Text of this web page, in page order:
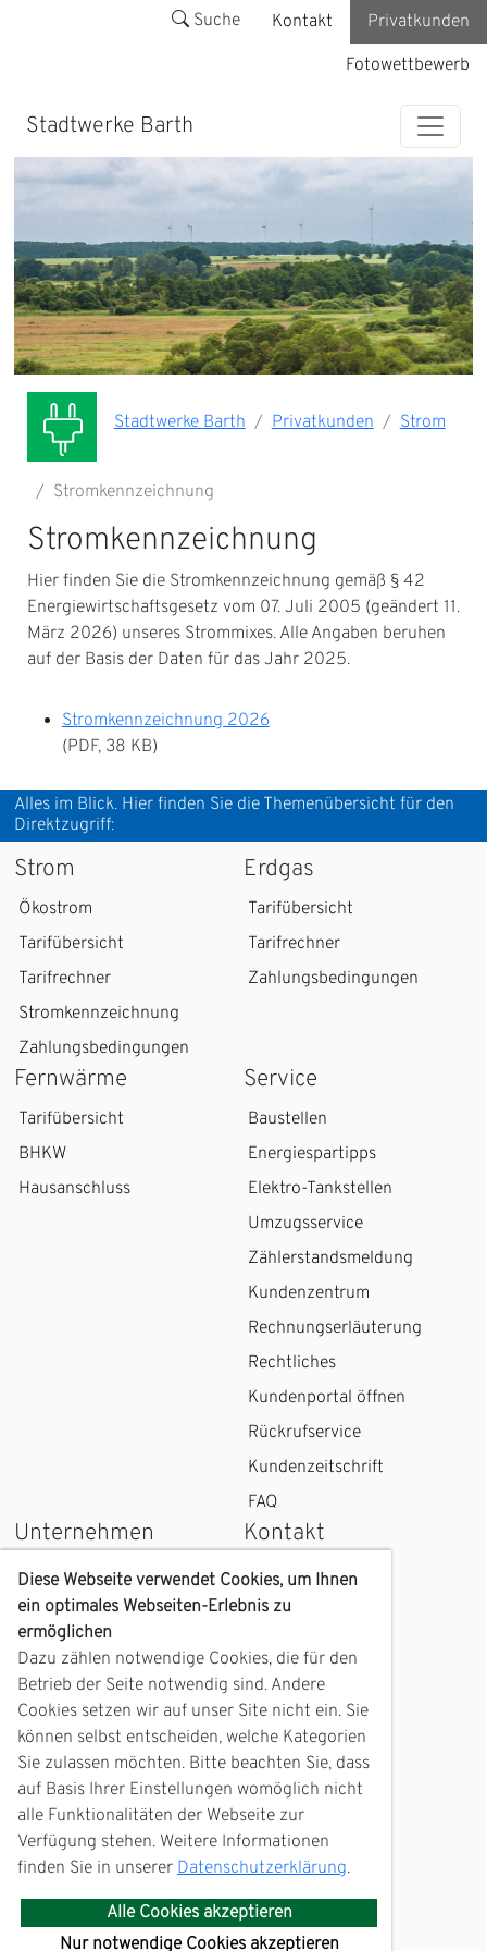
Suche Kontakt
Privatkunden
Fotowettbewerb
Stadtwerke Barth
Stadtwerke Barth Privatkunden Strom
Stromkennzeichnung
Stromkennzeichnung
Hier finden Sie die Stromkennzeichnung gemäß § 42
Energiewirtschaftsgesetz vom 07. Juli 2005 (geändert 11.
März 2026) unseres Strommixes. Alle Angaben beruhen
auf der Basis der Daten für das Jahr 2025.
Stromkennzeichnung 2026
(PDF, 38 KB)
Alles im Blick. Hier finden Sie die Themenübersicht für den
Direktzugriff:
Strom
Ökostrom
Tarifübersicht
Tarifrechner
Stromkennzeichnung
Zahlungsbedingungen
Erdgas
Tarifübersicht
Tarifrechner
Zahlungsbedingungen
Fernwärme
Tarifübersicht
BHKW
Hausanschluss
Service
Baustellen
Energiespartipps
Elektro-Tankstellen
Umzugsservice
Zählerstandsmeldung
Kundenzentrum
Rechnungserläuterung
Rechtliches
Kundenportal öffnen
Rückrufservice
Kundenzeitschrift
FAQ
Unternehmen
Wir über uns
Karriere
Geschichte
Zukunft
mein Barth
Nachrichtenarchiv
Fotowettbewerb
Kalender 2026 &
Fotogalerie
EDIFACT-
Marktkommunikation
Kontakt
Kontaktformular
Kundenzentrum
Servicetelefon
Störungsmeldung
Diese Webseite verwendet Cookies, um Ihnen
ein optimales Webseiten-Erlebnis zu
ermöglichen
Dazu zählen notwendige Cookies, die für den
Betrieb der Seite notwendig sind. Andere
Cookies setzen wir auf unser Site nicht ein. Sie
können selbst entscheiden, welche Kategorien
Sie zulassen möchten. Bitte beachten Sie, dass
auf Basis Ihrer Einstellungen womöglich nicht
alle Funktionalitäten der Webseite zur
Verfügung stehen. Weitere Informationen
finden Sie in unserer Datenschutzerklärung.
Alle Cookies akzeptieren
Nur notwendige Cookies akzeptieren